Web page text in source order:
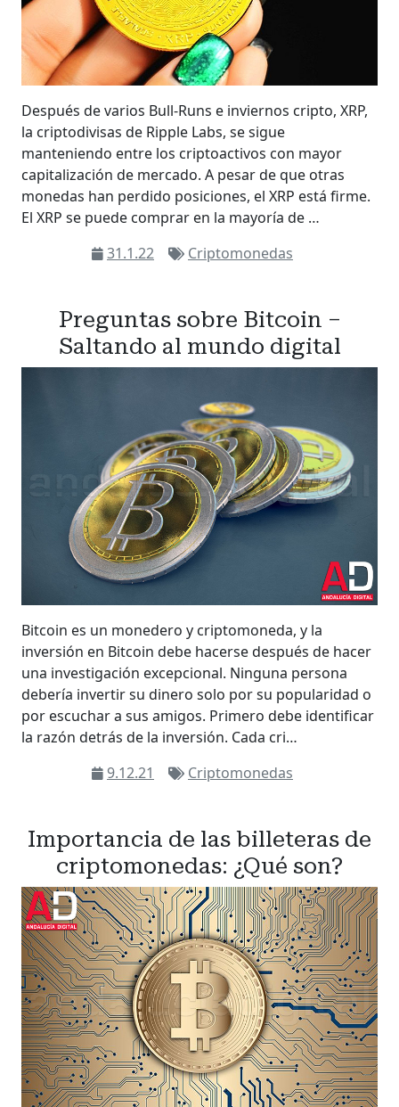
Después de varios Bull-Runs e inviernos cripto, XRP,
la criptodivisas de Ripple Labs, se sigue
manteniendo entre los criptoactivos con mayor
capitalización de mercado. A pesar de que otras
monedas han perdido posiciones, el XRP está firme.
El XRP se puede comprar en la mayoría de …
31.1.22
Criptomonedas
Preguntas sobre Bitcoin –
Saltando al mundo digital
Bitcoin es un monedero y criptomoneda, y la
inversión en Bitcoin debe hacerse después de hacer
una investigación excepcional. Ninguna persona
debería invertir su dinero solo por su popularidad o
por escuchar a sus amigos. Primero debe identificar
la razón detrás de la inversión. Cada cri…
9.12.21
Criptomonedas
Importancia de las billeteras de
criptomonedas: ¿Qué son?